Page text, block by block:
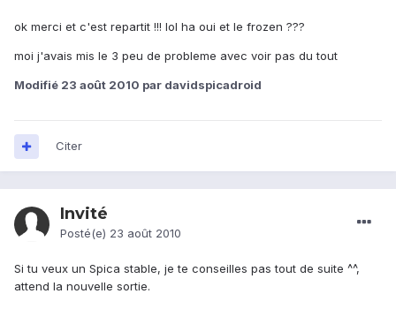
ok merci et c'est repartit !!! lol ha oui et le frozen ???
moi j'avais mis le 3 peu de probleme avec voir pas du tout
Modifié 23 août 2010 par davidspicadroid
Citer
Invité
Posté(e) 23 août 2010
Si tu veux un Spica stable, je te conseilles pas tout de suite ^^,
attend la nouvelle sortie.